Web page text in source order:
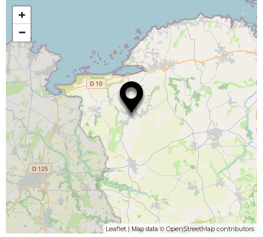
+
−
Leaflet | Map data © OpenStreetMap contributors